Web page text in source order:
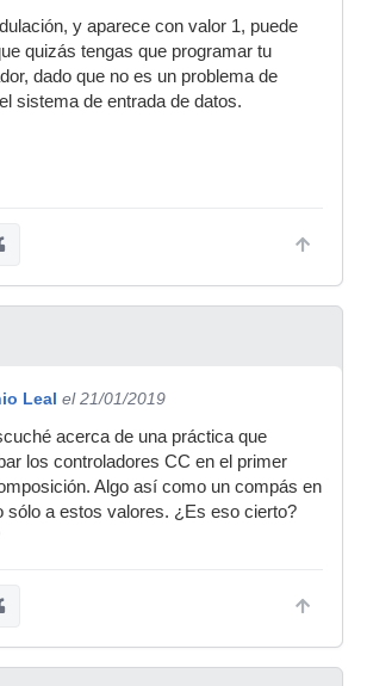
y aparece con valor 1, puede
quizás tengas que programar tu
dado que no es un problema de
sistema de entrada de datos.
Leal el 21/01/2019
acerca de una práctica que
los controladores CC en el primer
Algo así como un compás en
sólo a estos valores. ¿Es eso cierto?